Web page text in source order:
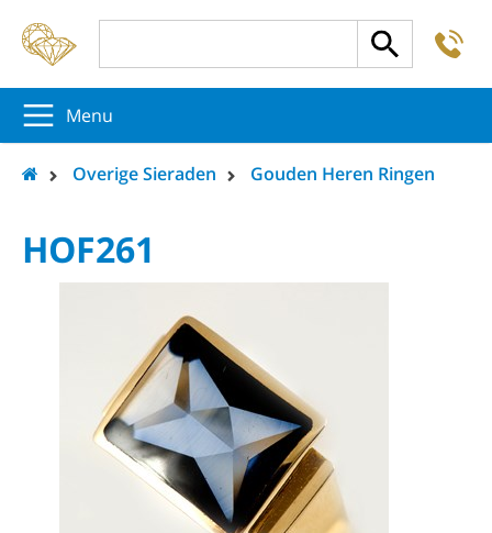
Menu
Overige Sieraden Gouden Heren Ringen
HOF261